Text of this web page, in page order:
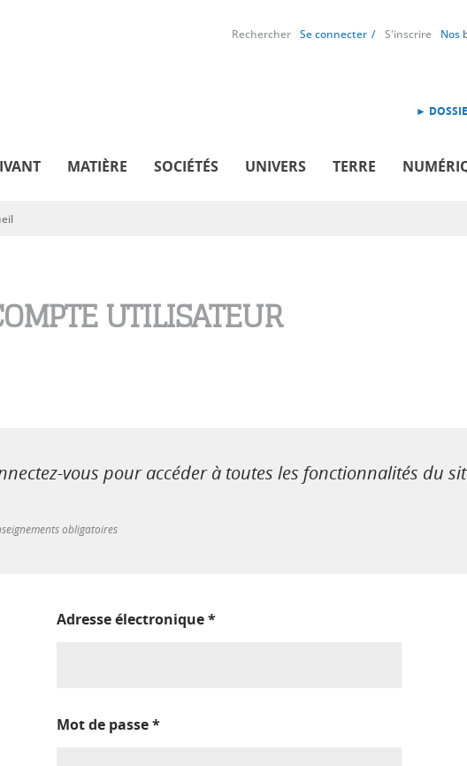
Rechercher Se connecter S'inscrire Nos
►
MATIÈRE SOCIÉTÉS UNIVERS TERRE
ici
UTILISATEUR
vous pour accéder à toutes les fonctionnalités du
obligatoires
Adresse électronique*
Mot de passe*